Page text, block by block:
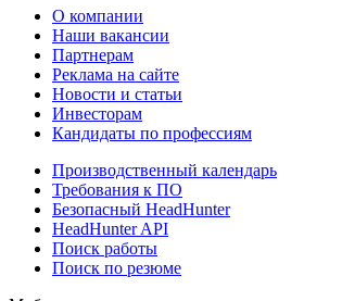
О компании
Наши вакансии
Партнерам
Реклама на сайте
Новости и статьи
Инвесторам
Кандидаты по профессиям
Производственный календарь
Требования к ПО
Безопасный HeadHunter
HeadHunter API
Поиск работы
Поиск по резюме